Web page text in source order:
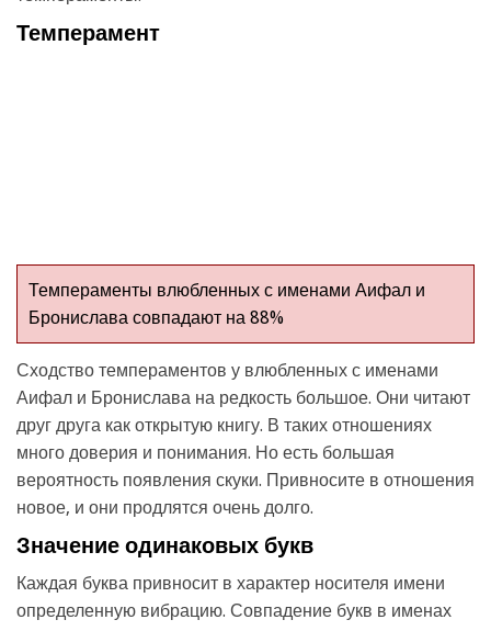
Темперамент
Темпераменты влюбленных с именами Аифал и
Бронислава совпадают на 88%
Сходство темпераментов у влюбленных с именами
Аифал и Бронислава на редкость большое. Они читают
друг друга как открытую книгу. В таких отношениях
много доверия и понимания. Но есть большая
вероятность появления скуки. Привносите в отношения
новое, и они продлятся очень долго.
Значение одинаковых букв
Каждая буква привносит в характер носителя имени
определенную вибрацию. Совпадение букв в именах